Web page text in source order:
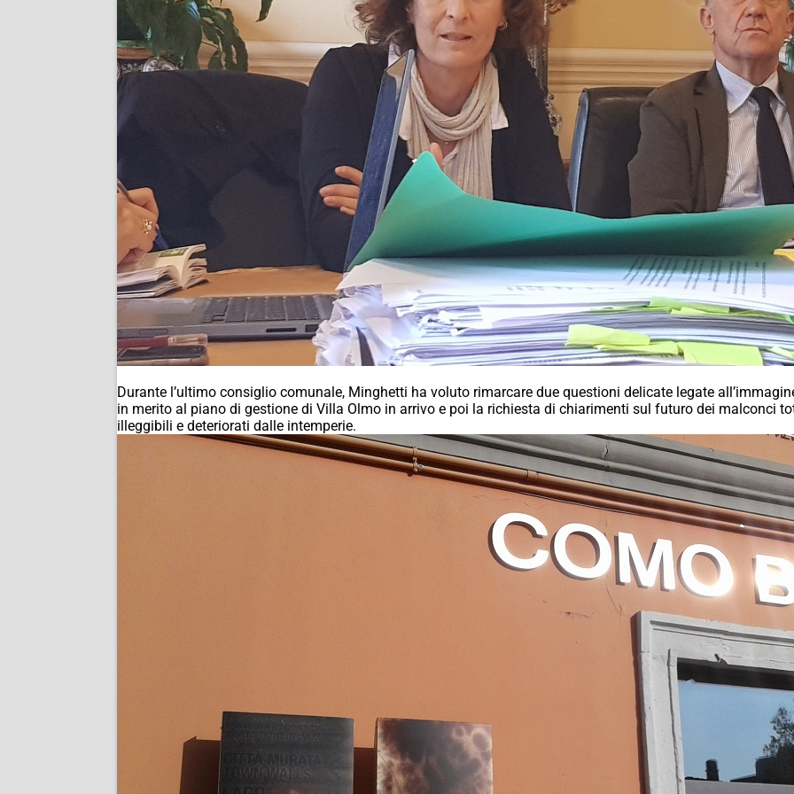
Durante l’ultimo consiglio comunale, Minghetti ha voluto rimarcare due questioni delicate legate
in merito al piano di gestione di Villa Olmo in arrivo e poi la richiesta di chiarimenti sul futuro dei malconci
illeggibili e deteriorati dalle intemperie.